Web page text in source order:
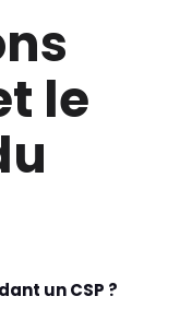
le
un CSP ?